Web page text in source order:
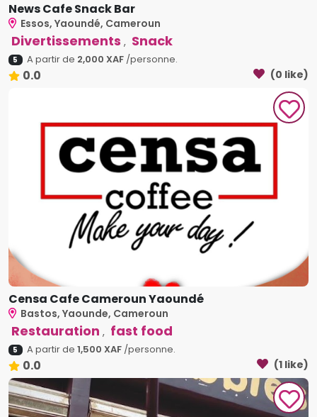
News Cafe Snack Bar
Essos, Yaoundé, Cameroun
Divertissements , Snack
5 A partir de 2,000 XAF/personne.
0.0 (0 like)
Censa Cafe Cameroun Yaoundé
Bastos, Yaounde, Cameroun
Restauration , fast food
5 A partir de 1,500 XAF/personne.
0.0 (1 like)